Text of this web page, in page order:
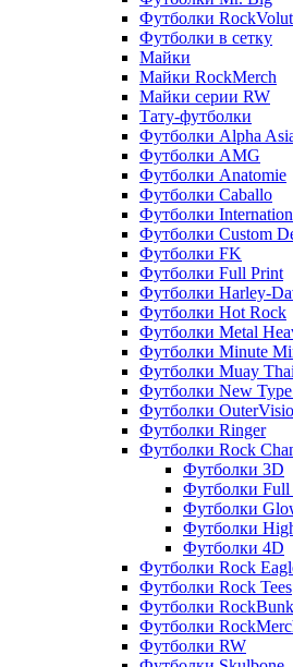
Футболки
Футболки в сетку
Майки
Майки RockMerch
Майки серии RW
Тату-футболки
Футболки Alpha
Футболки AMG
Футболки Anatomie
Футболки Caballo
Футболки
Футболки Custom
Футболки FK
Футболки Full Print
Футболки Harley-
Футболки Hot Rock
Футболки Metal
Футболки Minute
Футболки Muay Thai
Футболки New Type
Футболки
Футболки Ringer
Футболки Rock
Футболки 3D
Футболки
Футболки
Футболки
Футболки 4D
Футболки Rock
Футболки Rock Tees
Футболки
Футболки
Футболки RW